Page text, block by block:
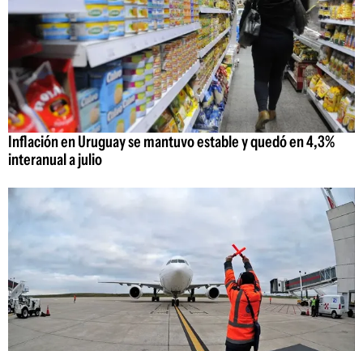
Inflación en Uruguay se mantuvo estable y quedó en 4,3%
interanual a julio